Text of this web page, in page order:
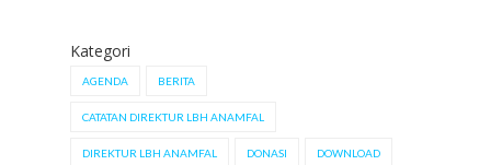
Kategori
AGENDA BERITA
CATATAN DIREKTUR LBH ANAMFAL
DIREKTUR LBH ANAMFAL DONASI DOWNLOAD